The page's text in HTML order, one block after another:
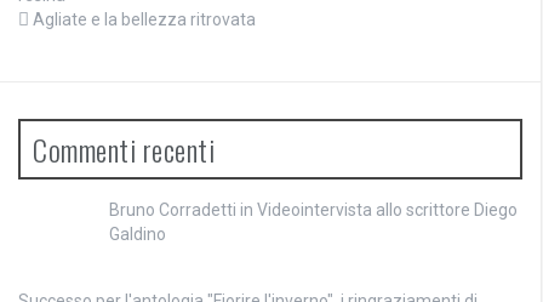
Agliate e la bellezza ritrovata
Commenti recenti
Bruno Corradetti in Videointervista allo scrittore Diego
Galdino